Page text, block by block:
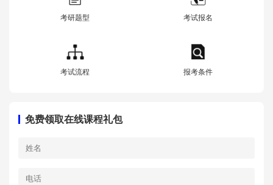
考研题型 考试报名
考试流程 报考条件
免费领取在线课程礼包